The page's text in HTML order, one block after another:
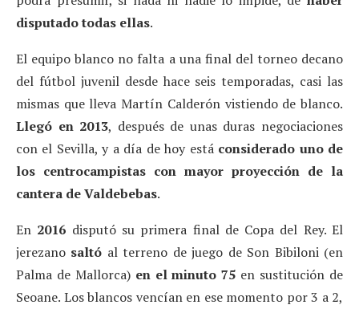
disputado todas ellas.
El equipo blanco no falta a una final del torneo decano
del fútbol juvenil desde hace seis temporadas, casi las
mismas que lleva Martín Calderón vistiendo de blanco.
Llegó en 2013, después de unas duras negociaciones
con el Sevilla, y a día de hoy está considerado uno de
los centrocampistas con mayor proyección de la
cantera de Valdebebas.
En 2016 disputó su primera final de Copa del Rey. El
jerezano saltó al terreno de juego de Son Bibiloni (en
Palma de Mallorca) en el minuto 75 en sustitución de
Seoane. Los blancos vencían en ese momento por 3 a 2,